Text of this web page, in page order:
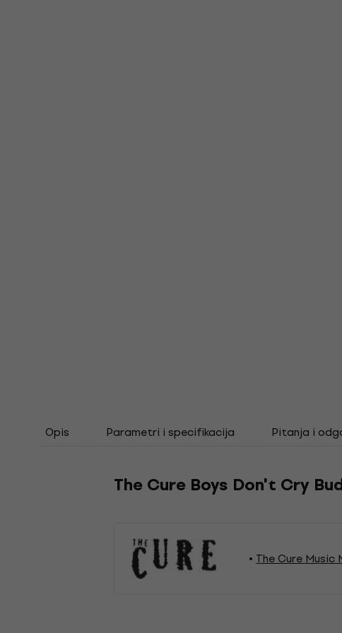
Opis Parametri i specifikacija Pitanja i
The Cure Boys Don't Cry
The Cure Music